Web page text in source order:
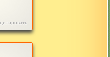
цитировать